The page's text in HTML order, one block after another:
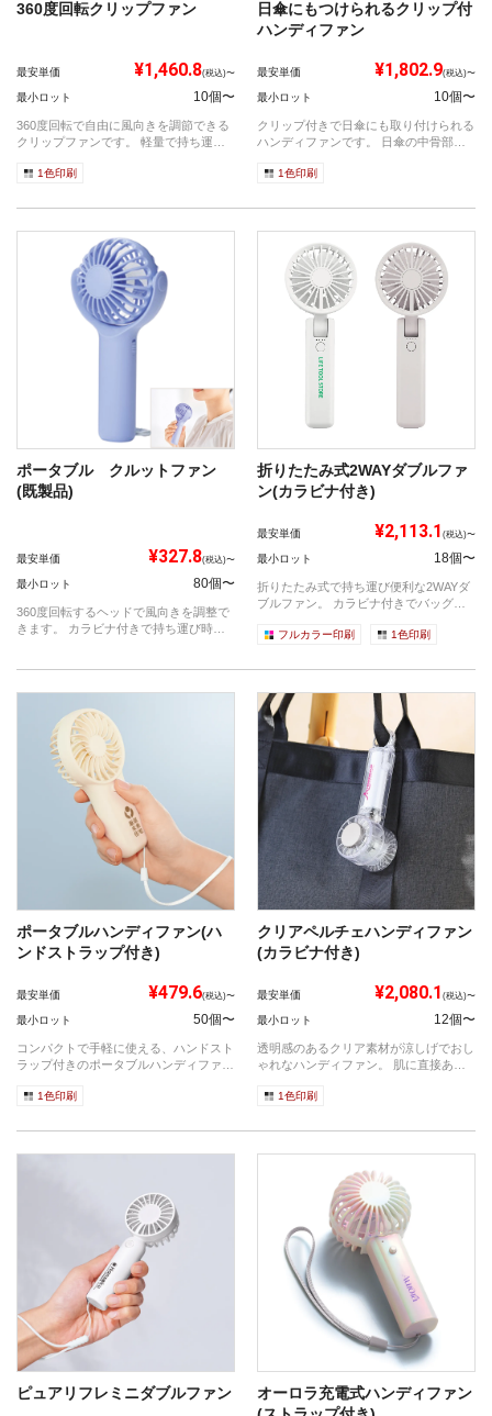
360度回転クリップファン
最安単価 ¥1,460.8(税込)〜
最小ロット 10個〜
360度回転で自由に風向きを調節できる
クリップファンです。 軽量で持ち運び
1色印刷
日傘にもつけられるクリップ付
ハンディファン
最安単価 ¥1,802.9(税込)〜
最小ロット 10個〜
クリップ付きで日傘にも取り付けられる
ハンディファンです。 日傘の中骨部分
1色印刷
ポータブル クルットファン
(既製品)
最安単価 ¥327.8(税込)〜
最小ロット 80個〜
360度回転するヘッドで風向きを調整で
きます。 カラビナ付きで持ち運び時に
折りたたみ式2WAYダブルファ
ン(カラビナ付き)
最安単価 ¥2,113.1 (税込)〜
最小ロット 18個〜
折りたたみ式で持ち運び便利な2WAYダ
ブルファン。 カラビナ付きでバッグや
フルカラー印刷 1色印刷
ポータブルハンディファン(ハ
ンドストラップ付き)
最安単価 ¥479.6(税込)〜
最小ロット 50個〜
コンパクトで手軽に使える、ハンドスト
ラップ付きのポータブルハンディファ
1色印刷
クリアペルチェハンディファン
(カラビナ付き)
最安単価 ¥2,080.1 (税込)〜
最小ロット 12個〜
透明感のあるクリア素材が涼しげでおし
ゃれなハンディファン。 肌に直接あて
1色印刷
ピュアリフレミニダブルファン
オーロラ充電式ハンディファン